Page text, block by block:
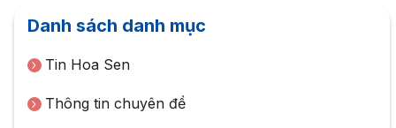
Danh sách danh mục
Tin Hoa Sen
Thông tin chuyên đề